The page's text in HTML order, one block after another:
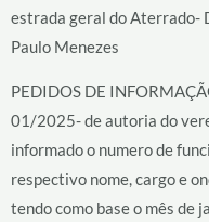
estrada geral do Aterrado-
Paulo Menezes
PEDIDOS DE
01/2025- de autoria do
informado o numero de
respectivo nome, cargo e
tendo como base o mês de